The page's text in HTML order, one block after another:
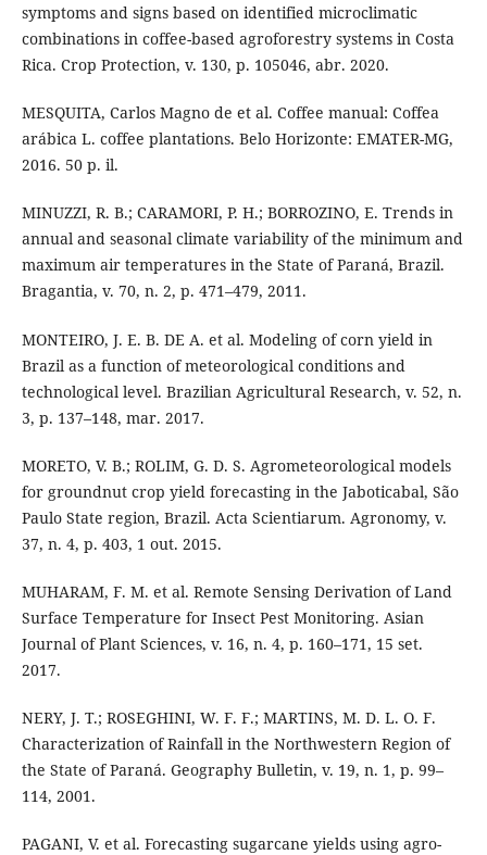
symptoms and signs based on identified microclimatic
combinations in coffee-based agroforestry systems in Costa
Rica. Crop Protection, v. 130, p. 105046, abr. 2020.
MESQUITA, Carlos Magno de et al. Coffee manual: Coffea
arábica L. coffee plantations. Belo Horizonte: EMATER-MG,
2016. 50 p. il.
MINUZZI, R. B.; CARAMORI, P. H.; BORROZINO, E. Trends in
annual and seasonal climate variability of the minimum and
maximum air temperatures in the State of Paraná, Brazil.
Bragantia, v. 70, n. 2, p. 471–479, 2011.
MONTEIRO, J. E. B. DE A. et al. Modeling of corn yield in
Brazil as a function of meteorological conditions and
technological level. Brazilian Agricultural Research, v. 52, n.
3, p. 137–148, mar. 2017.
MORETO, V. B.; ROLIM, G. D. S. Agrometeorological models
for groundnut crop yield forecasting in the Jaboticabal, São
Paulo State region, Brazil. Acta Scientiarum. Agronomy, v.
37, n. 4, p. 403, 1 out. 2015.
MUHARAM, F. M. et al. Remote Sensing Derivation of Land
Surface Temperature for Insect Pest Monitoring. Asian
Journal of Plant Sciences, v. 16, n. 4, p. 160–171, 15 set.
2017.
NERY, J. T.; ROSEGHINI, W. F. F.; MARTINS, M. D. L. O. F.
Characterization of Rainfall in the Northwestern Region of
the State of Paraná. Geography Bulletin, v. 19, n. 1, p. 99–
114, 2001.
PAGANI, V. et al. Forecasting sugarcane yields using agro-